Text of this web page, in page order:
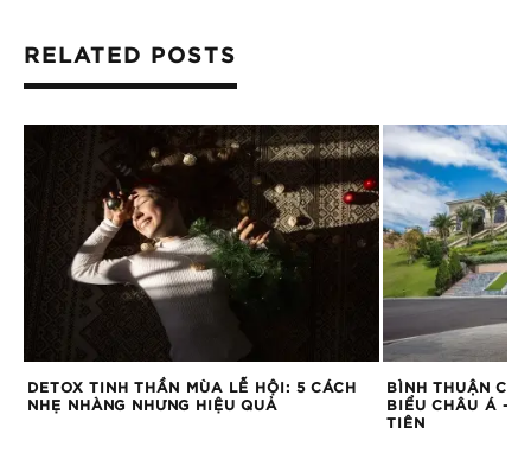
RELATED POSTS
DETOX TINH THẦN MÙA LỄ HỘI: 5 CÁCH
NHẸ NHÀNG NHƯNG HIỆU QUẢ
BÌNH THUẬN CÓ
BIỂU CHÂU Á –
TIÊN